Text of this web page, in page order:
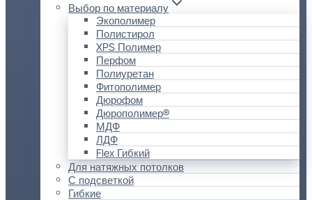
Выбор по материалу
Экополимер
Полистирол
XPS Полимер
Перфом
Полиуретан
Фитополимер
Дюрофом
Дюрополимер®
МДФ
ЛДФ
Flex Гибкий
Для натяжных потолков
С подсветкой
Гибкие